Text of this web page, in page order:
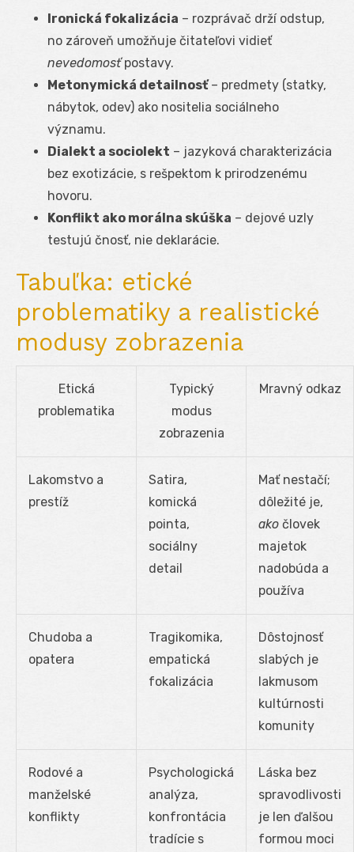
Ironická fokalizácia – rozprávač drží odstup,
no zároveň umožňuje čitateľovi vidieť
nevedomosťpostavy.
Metonymická detailnosť– predmety (statky,
nábytok, odev) ako nositelia sociálneho
významu.
Dialekt a sociolekt – jazyková charakterizácia
bez exotizácie, s rešpektom k prirodzenému
hovoru.
Konflikt ako morálna skúška – dejové uzly
testujú čnosť, nie deklarácie.
Tabuľka: etické
problematiky a realistické
modusy zobrazenia
Etická
problematika
Typický
modus
zobrazenia
Mravný odkaz
Lakomstvo a
prestíž
Satira,
komická
pointa,
sociálny
detail
Mať nestačí;
dôležité je,
ako človek
majetok
nadobúda a
používa
Chudoba a
opatera
Tragikomika,
empatická
fokalizácia
Dôstojnosť
slabých je
lakmusom
kultúrnosti
komunity
Rodové a
manželské
konflikty
Psychologická
analýza,
konfrontácia
tradície s
Láska bez
spravodlivosti
je len ďalšou
formou moci